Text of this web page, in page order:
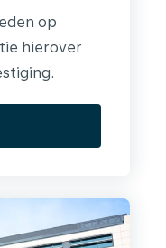
op
hierover